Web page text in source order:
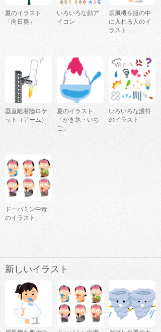
夏のイラスト
「向日葵」
いろいろな顔ア
イコン
扇風機を服の中
に入れる人のイ
ラスト
垂直離着陸ロケ
ット（アーム）
夏のイラスト
「かき氷・いち
ご」
いろいろな漫符
のイラスト
ドーパミン中毒
のイラスト
新しいイラスト